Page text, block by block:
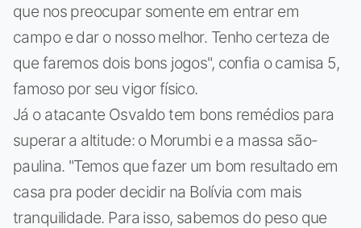
que nos preocupar somente em entrar em
campo e dar o nosso melhor. Tenho certeza de
que faremos dois bons jogos", confia o camisa 5,
famoso por seu vigor físico.
Já o atacante Osvaldo tem bons remédios para
superar a altitude: o Morumbi e a massa são-
paulina. "Temos que fazer um bom resultado em
casa pra poder decidir na Bolívia com mais
tranquilidade. Para isso, sabemos do peso que